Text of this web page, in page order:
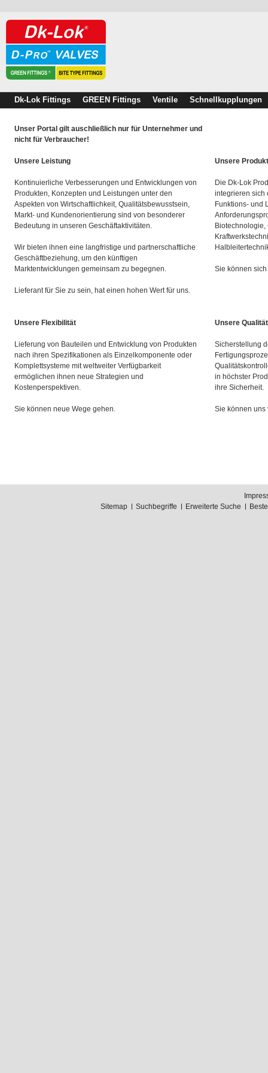
Dk-Lok Fittings GREEN Fittings Ventile Schnellkupplungen
Unser Portal gilt auschließlich nur für Unternehmer und
nicht für Verbraucher!
Unsere Leistung
Kontinuierliche Verbesserungen und Entwicklungen von
Produkten, Konzepten und Leistungen unter den
Aspekten von Wirtschaftlichkeit, Qualitätsbewusstsein,
Markt- und Kundenorientierung sind von besonderer
Bedeutung in unseren Geschäftaktivitäten.
Wir bieten ihnen eine langfristige und partnerschaftliche
Geschäftbeziehung, um den künftigen
Marktentwicklungen gemeinsam zu begegnen.
Lieferant für Sie zu sein, hat einen hohen Wert für uns.
Unsere
Die Dk-Lok
integrieren sich
Funktions- und
Sie können
Unsere Flexibilität
Lieferung von Bauteilen und Entwicklung von Produkten
nach ihren Spezifikationen als Einzelkomponente oder
Komplettsysteme mit weltweiter Verfügbarkeit
ermöglichen ihnen neue Strategien und
Kostenperspektiven.
Sie können neue Wege gehen.
Unsere Qualität
Sicherstellung
in höchster
ihre Sicherheit.
Sie können uns
Sitemap
Suchbegriffe Erweiterte Suche